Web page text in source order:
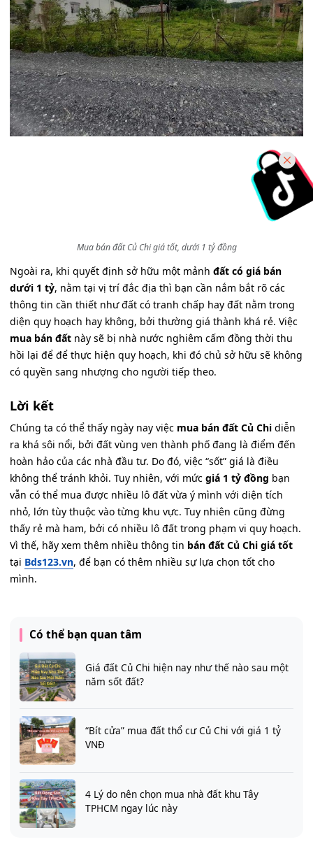
Mua bán đất Củ Chi giá tốt, dưới 1 tỷ đồng
Ngoài ra, khi quyết định sở hữu một mảnh đất có giá bán
dưới 1 tỷ, nằm tại vị trí đắc địa thì bạn cần nắm bắt rõ các
thông tin cần thiết như đất có tranh chấp hay đất nằm trong
diện quy hoạch hay không, bởi thường giá thành khá rẻ. Việc
mua bán đất này sẽ bị nhà nước nghiêm cấm đồng thời thu
hồi lại để để thực hiện quy hoạch, khi đó chủ sở hữu sẽ không
có quyền sang nhượng cho người tiếp theo.
Lời kết
Chúng ta có thể thấy ngày nay việc mua bán đất Củ Chi diễn
ra khá sôi nổi, bởi đất vùng ven thành phố đang là điểm đến
hoàn hảo của các nhà đầu tư. Do đó, việc “sốt” giá là điều
không thể tránh khỏi. Tuy nhiên, với mức giá 1 tỷ đồng bạn
vẫn có thể mua được nhiều lô đất vừa ý mình với diện tích
nhỏ, lớn tùy thuộc vào từng khu vực. Tuy nhiên cũng đừng
thấy rẻ mà ham, bởi có nhiều lô đất trong phạm vi quy hoạch.
Vì thế, hãy xem thêm nhiều thông tin bán đất Củ Chi giá tốt
tại Bds123.vn, để bạn có thêm nhiều sự lựa chọn tốt cho
mình.
Có thể bạn quan tâm
Giá đất Củ Chi hiện nay như thế nào sau một
năm sốt đất?
“Bít cửa” mua đất thổ cư Củ Chi với giá 1 tỷ
VNĐ
4 Lý do nên chọn mua nhà đất khu Tây
TPHCM ngay lúc này